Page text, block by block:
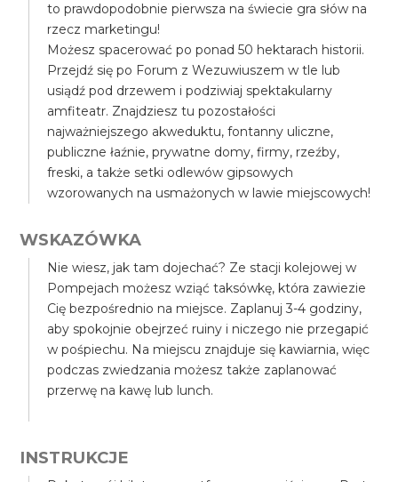
to prawdopodobnie pierwsza na świecie gra słów na
rzecz marketingu!
Możesz spacerować po ponad 50 hektarach historii.
Przejdź się po Forum z Wezuwiuszem w tle lub
usiądź pod drzewem i podziwiaj spektakularny
amfiteatr. Znajdziesz tu pozostałości
najważniejszego akweduktu, fontanny uliczne,
publiczne łaźnie, prywatne domy, firmy, rzeźby,
freski, a także setki odlewów gipsowych
wzorowanych na usmażonych w lawie miejscowych!
WSKAZÓWKA
Nie wiesz, jak tam dojechać? Ze stacji kolejowej w
Pompejach możesz wziąć taksówkę, która zawiezie
Cię bezpośrednio na miejsce. Zaplanuj 3-4 godziny,
aby spokojnie obejrzeć ruiny i niczego nie przegapić
w pośpiechu. Na miejscu znajduje się kawiarnia, więc
podczas zwiedzania możesz także zaplanować
przerwę na kawę lub lunch.
INSTRUKCJE